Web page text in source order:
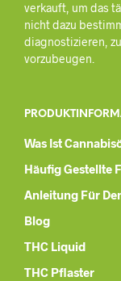
verkauft, um das
nicht dazu
diagnostizieren,
vorzubeugen.
Was Ist
Häufig Gestellte
Anleitung Für
Blog
THC Liquid
THC Pflaster